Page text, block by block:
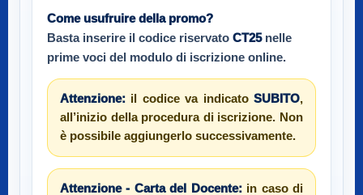
Come usufruire della promo?
Basta inserire il codice riservato CT25nelle
prime voci del modulo di iscrizione online.
Attenzione: il codice va indicato SUBITO,
all’inizio della procedura di iscrizione. Non
è possibile aggiungerlo successivamente.
Attenzione - Carta del Docente:in caso di